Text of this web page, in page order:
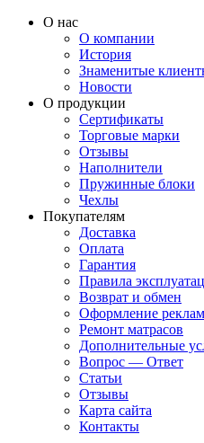
О нас
О компании
История
Знаменитые
Новости
О продукции
Сертификаты
Торговые марки
Отзывы
Наполнители
Пружинные блоки
Чехлы
Покупателям
Доставка
Оплата
Гарантия
Правила
Возврат и обмен
Оформление
Ремонт матрасов
Дополнительные
Вопрос — Ответ
Статьи
Отзывы
Карта сайта
Контакты